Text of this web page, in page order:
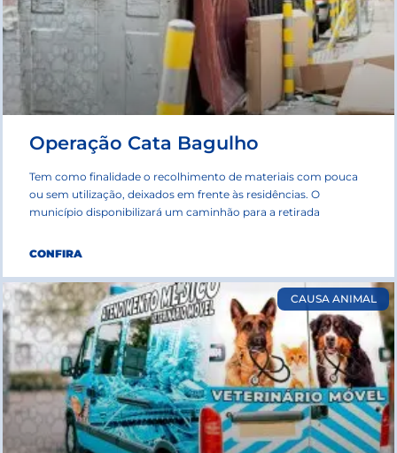
Operação Cata Bagulho
Tem como finalidade o recolhimento de materiais com pouca
ou sem utilização, deixados em frente às residências. O
município disponibilizará um caminhão para a retirada
CONFIRA
CAUSA ANIMAL